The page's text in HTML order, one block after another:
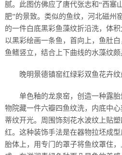
腻。此图仿佛应了唐代张志和“西塞
肥”的景致。类似的鱼纹，河北磁州
的一件白底黑彩鱼藻纹折沿洗，体
以黑彩绘画一条鱼，首向上，鱼肚
鱼鳍竖立，结合上下曲线的水藻纹颇
晚明景德镇窑红绿彩双鱼花卉纹
单色釉的龙泉窑，创造一种露
物院藏一件六瓣四鱼纹洗，内底中
蒂纹开光。周围饰刻花水波纹上贴
红。这种装饰手法是在器物拉坯成
胎体上，用专门的罩子将鱼纹罩住